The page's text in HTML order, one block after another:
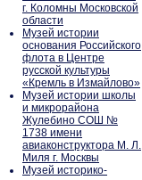
г. Коломны Московской
области
Музей истории
основания Российского
флота в Центре
русской культуры
«Кремль в Измайлово»
Музей истории школы
и микрорайона
Жулебино СОШ №
1738 имени
авиаконструктора М. Л.
Миля г. Москвы
Музей историко-